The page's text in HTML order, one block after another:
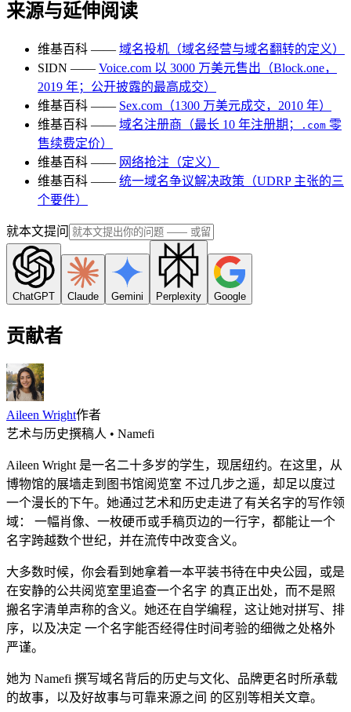
来源与延伸阅读
维基百科 —— 域名投机（域名经营与域名翻转的定义）
SIDN —— Voice.com 以 3000 万美元售出（Block.one，
2019 年；公开披露的最高成交）
维基百科 —— Sex.com（1300 万美元成交，2010 年）
维基百科 —— 域名注册商（最长 10 年注册期； .com 零
售续费定价）
维基百科 —— 网络抢注（定义）
维基百科 —— 统一域名争议解决政策（UDRP 主张的三
个要件）
就本文提问
ChatGPT Claude Gemini Perplexity Google
贡献者
Aileen Wright作者
艺术与历史撰稿人 • Namefi
Aileen Wright 是一名二十多岁的学生，现居纽约。在这里，从
博物馆的展墙走到图书馆阅览室 不过几步之遥，却足以度过
一个漫长的下午。她通过艺术和历史走进了有关名字的写作领
域： 一幅肖像、一枚硬币或手稿页边的一行字，都能让一个
名字跨越数个世纪，并在流传中改变含义。
大多数时候，你会看到她拿着一本平装书待在中央公园，或是
在安静的公共阅览室里追查一个名字 的真正出处，而不是照
搬名字清单声称的含义。她还在自学编程，这让她对拼写、排
序，以及决定 一个名字能否经得住时间考验的细微之处格外
严谨。
她为 Namefi 撰写域名背后的历史与文化、品牌更名时所承载
的故事，以及好故事与可靠来源之间 的区别等相关文章。